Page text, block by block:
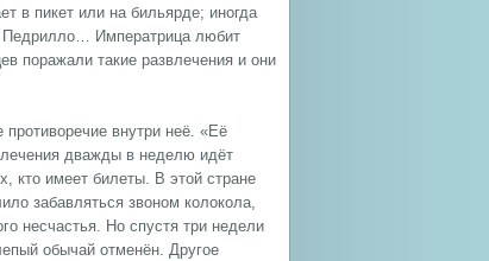
в пикет или на бильярде; иногда
Педрилло… Императрица любит
поражали такие развлечения и они
внутри неё. «Её
дважды в неделю идёт
кто имеет билеты. В этой стране
забавляться звоном колокола,
несчастья. Но спустя три недели
обычай отменён. Другое